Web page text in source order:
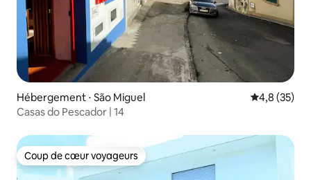
Hébergement ⋅ São Miguel Évaluation
4,8 (35)
Casas do Pescador | 14
Coup de cœur voyageurs
Coup de cœur voyageurs